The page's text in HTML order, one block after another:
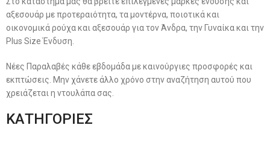
αξεσουάρ με προτεραιότητα, τα μοντέρνα, ποιοτικά και
οικονομικά ρούχα και αξεσουάρ για τον Άνδρα, την Γυναίκα και την
Plus Size Ένδυση.
Νέες Παραλαβές κάθε εβδομάδα με καινούργιες προσφορές και
εκπτώσεις. Μην χάνετε άλλο χρόνο στην αναζήτηση αυτού που
χρειάζεται η ντουλάπα σας.
ΚΑΤΗΓΟΡΙΕΣ